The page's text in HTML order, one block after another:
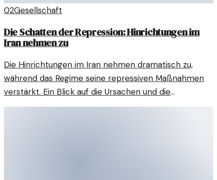
02Gesellschaft
Die Schatten der Repression: Hinrichtungen im
Iran nehmen zu
Die Hinrichtungen im Iran nehmen dramatisch zu,
während das Regime seine repressiven Maßnahmen
verstärkt. Ein Blick auf die Ursachen und die
gesellschaftlichen Auswirkungen dieser